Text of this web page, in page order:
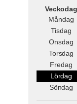
Veckodag
Måndag
Tisdag
Onsdag
Torsdag
Fredag
Lördag
Söndag